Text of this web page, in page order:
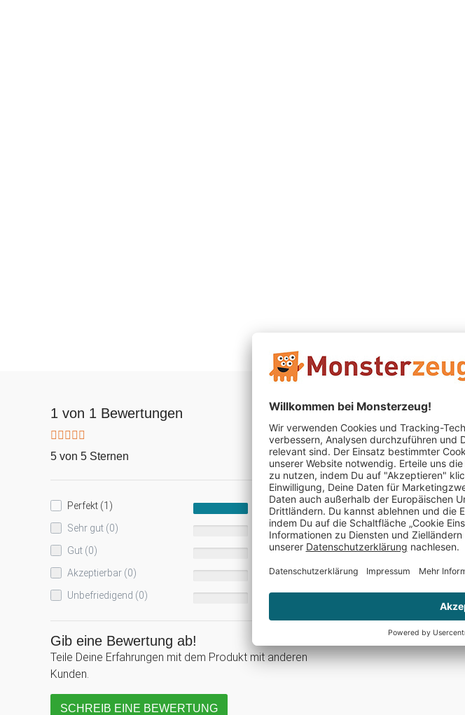
1 von 1 Bewertungen
5 von 5 Sternen
Perfekt (1)
100%
Sehr gut (0)
0%
Gut (0)
0%
Akzeptierbar (0)
0%
Unbefriedigend (0)
0%
Gib eine Bewertung ab!
Teile Deine Erfahrungen mit dem Produkt mit anderen
Kunden.
SCHREIB EINE BEWERTUNG
Occhiodori Brunoschrieb
Es ist alles
Es ist alles zu meiner